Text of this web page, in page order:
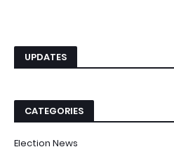
UPDATES
CATEGORIES
Election News